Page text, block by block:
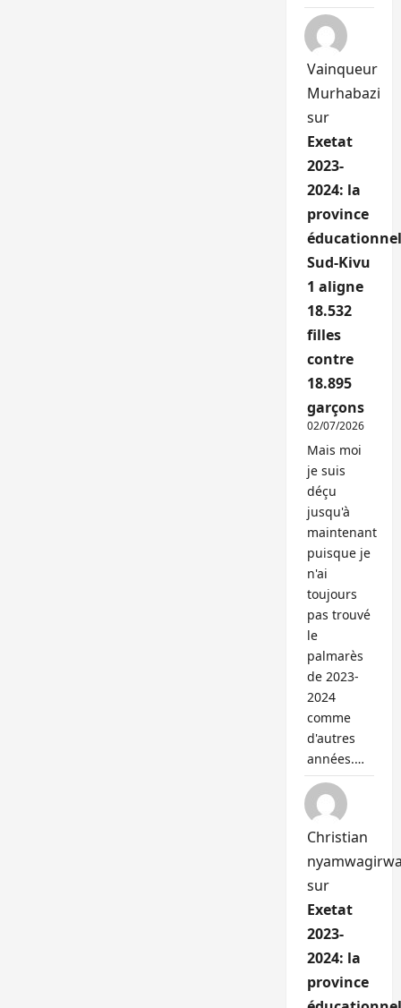
Vainqueur
Murhabazi
sur
Exetat
2023-
2024: la
province
Sud-Kivu
1 aligne
18.532
filles
contre
18.895
garçons
02/07/2026
Mais moi
je suis
déçu
jusqu'à
maintenant
puisque je
n'ai
toujours
pas trouvé
le
palmarès
de 2023-
2024
comme
d'autres
années.…
Christian
sur
Exetat
2023-
2024: la
province